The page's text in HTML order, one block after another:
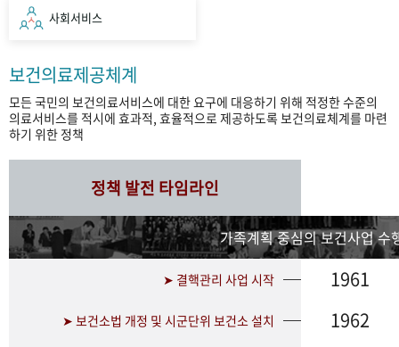
사회서비스
보건의료제공체계
모든 국민의 보건의료서비스에 대한 요구에 대응하기 위해 적정한 수준의
의료서비스를 적시에 효과적, 효율적으로 제공하도록 보건의료체계를 마련
하기 위한 정책
정책 발전 타임라인
가족계획 중심의 보건사업 수
➤ 결핵관리 사업 시작 1961
➤ 보건소법 개정 및 시군단위 보건소 설치 1962